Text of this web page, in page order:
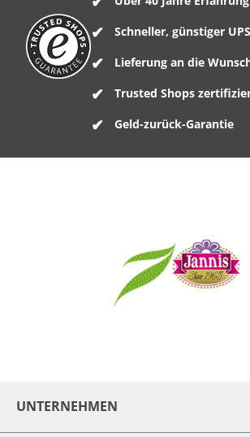
Schneller, günstiger
Lieferung an die
Trusted Shops
Geld-zurück-Garantie
UNTERNEHMEN